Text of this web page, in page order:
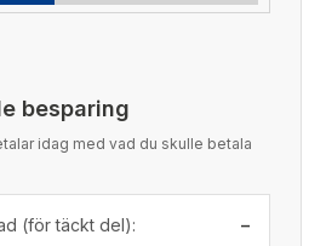
besparing
idag med vad du skulle betala
(för täckt del):
–